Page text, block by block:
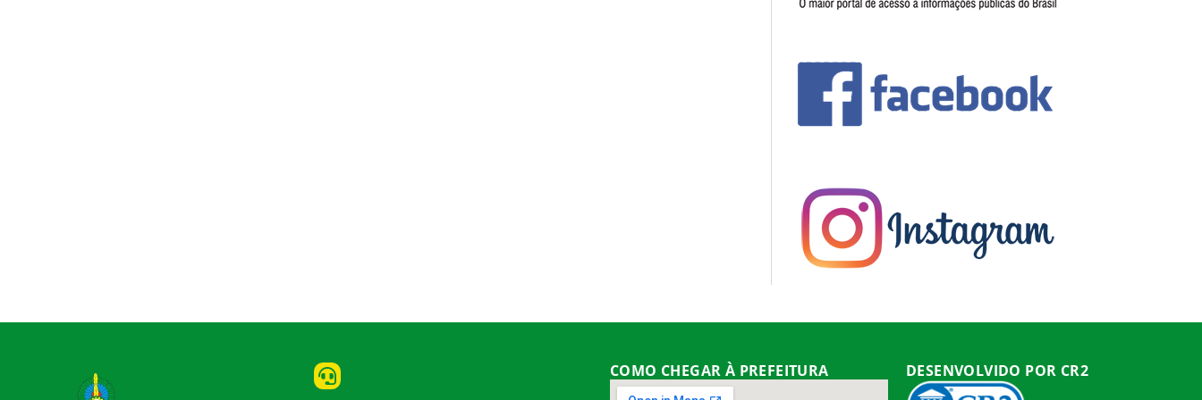
COMO CHEGAR À PREFEITURA DESENVOLVIDO POR CR2